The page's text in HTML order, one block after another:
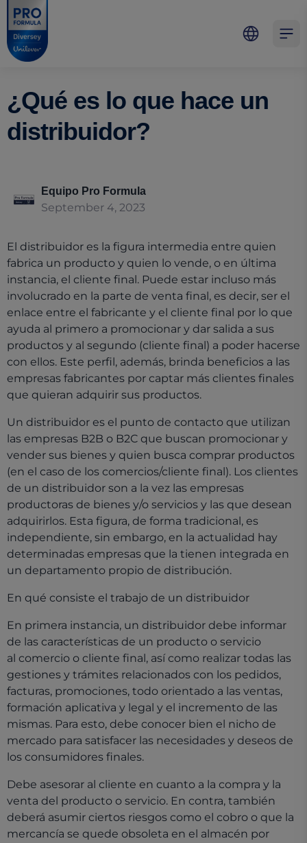
Skip to main content
Skip to navigation
Skip to footer
Pro Formula
¿Qué es lo que hace un
distribuidor?
Equipo Pro Formula
September 4, 2023
El distribuidor es la figura intermedia entre quien
fabrica un producto y quien lo vende, o en última
instancia, el cliente final. Puede estar incluso más
involucrado en la parte de venta final, es decir, ser el
enlace entre el fabricante y el cliente final por lo que
ayuda al primero a promocionar y dar salida a sus
productos y al segundo (cliente final) a poder hacerse
con ellos. Este perfil, además, brinda beneficios a las
empresas fabricantes por captar más clientes finales
que quieran adquirir sus productos.
Un distribuidor es el punto de contacto que utilizan
las empresas B2B o B2C que buscan promocionar y
vender sus bienes y quien busca comprar productos
(en el caso de los comercios/cliente final). Los clientes
de un distribuidor son a la vez las empresas
productoras de bienes y/o servicios y las que desean
adquirirlos. Esta figura, de forma tradicional, es
independiente, sin embargo, en la actualidad hay
determinadas empresas que la tienen integrada en
un departamento propio de distribución.
En qué consiste el trabajo de un distribuidor
En primera instancia, un distribuidor debe informar
de las características de un producto o servicio
al comercio o cliente final, así como realizar todas las
gestiones y trámites relacionados con los pedidos,
facturas, promociones, todo orientado a las ventas,
formación aplicativa y legal y el incremento de las
mismas. Para esto, debe conocer bien el nicho de
mercado para satisfacer las necesidades y deseos de
los consumidores finales.
Debe asesorar al cliente en cuanto a la compra y la
venta del producto o servicio. En contra, también
deberá asumir ciertos riesgos como el cobro o que la
mercancía se quede obsoleta en el almacén por